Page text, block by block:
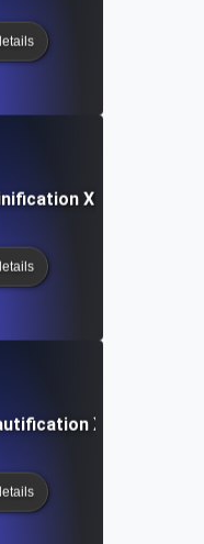
XML
XML